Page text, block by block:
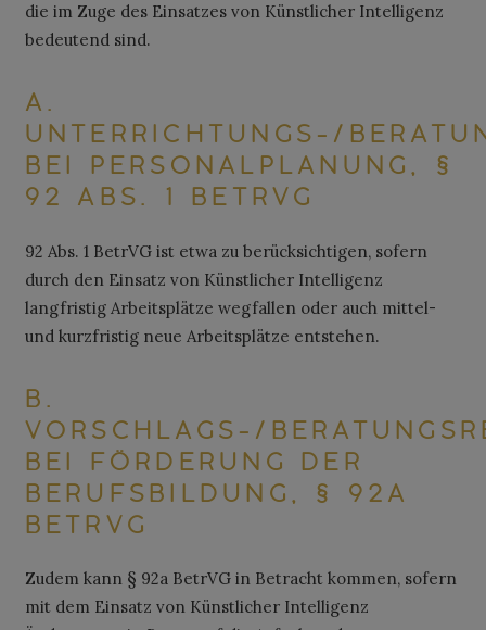
die im Zuge des Einsatzes von Künstlicher Intelligenz
bedeutend sind.
A.
UNTERRICHTUNGS-/
BEI PERSONALPLANUNG, §
92 ABS. 1 BETRVG
92 Abs. 1 BetrVG ist etwa zu berücksichtigen, sofern
durch den Einsatz von Künstlicher Intelligenz
langfristig Arbeitsplätze wegfallen oder auch mittel-
und kurzfristig neue Arbeitsplätze entstehen.
B.
VORSCHLAGS-/
BEI FÖRDERUNG DER
BERUFSBILDUNG, § 92A
BETRVG
Zudem kann § 92a BetrVG in Betracht kommen, sofern
mit dem Einsatz von Künstlicher Intelligenz